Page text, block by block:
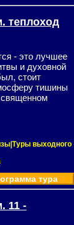
теплоход
- это лучшее
и духовной
стоит
тишины
выходного
тура
11 -